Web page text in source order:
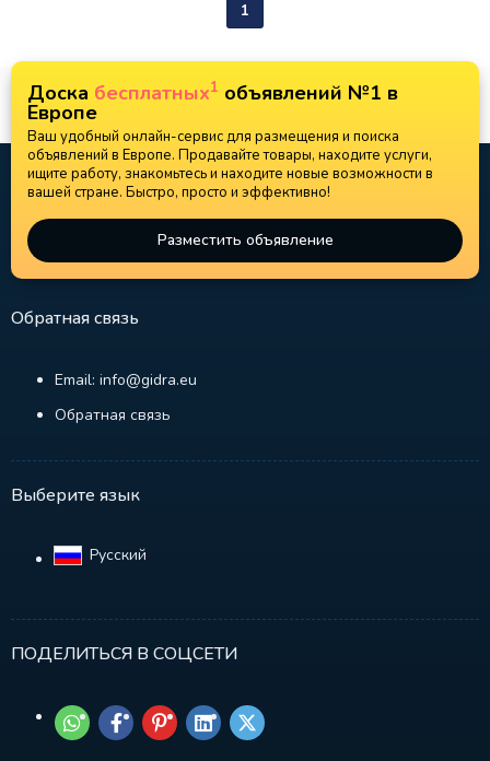
1
Доска бесплатных1 объявлений №1 в
Европе
Ваш удобный онлайн-сервис для размещения и поиска
объявлений в Европе. Продавайте товары, находите услуги,
ищите работу, знакомьтесь и находите новые возможности в
вашей стране. Быстро, просто и эффективно!
Разместить объявление
Обратная связь
Email: info@gidra.eu
Обратная связь
Выберите язык
Русский‎
ПОДЕЛИТЬСЯ В СОЦСЕТИ